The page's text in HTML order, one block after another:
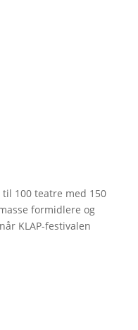
100 teatre med 150
formidlere og
KLAP-festivalen